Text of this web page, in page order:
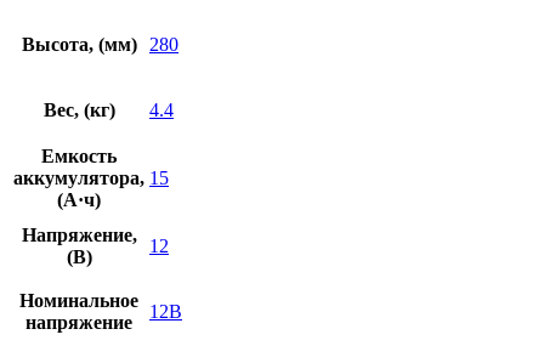
Высота, (мм) 280
Вес, (кг) 4.4
Емкость
аккумулятора,
(А·ч)
15
Напряжение,
(В)
12
Номинальное
напряжение
12В